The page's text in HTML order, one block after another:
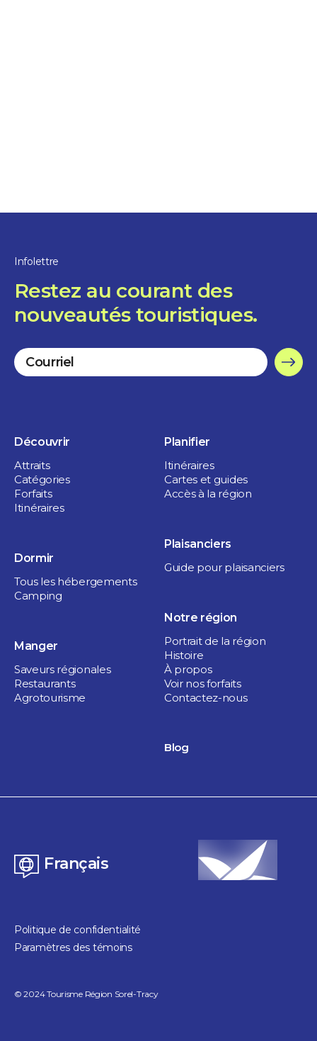
Infolettre
Restez au courant des
nouveautés touristiques.
Découvrir
Attraits
Catégories
Forfaits
Itinéraires
Dormir
Tous les hébergements
Camping
Manger
Saveurs régionales
Restaurants
Agrotourisme
Planifier
Itinéraires
Cartes et guides
Accès à la région
Plaisanciers
Guide pour plaisanciers
Notre région
Portrait de la région
Histoire
À propos
Voir nos forfaits
Contactez-nous
Blog
Français
Politique de confidentialité
Paramètres des témoins
©2024Tourisme Région Sorel-Tracy